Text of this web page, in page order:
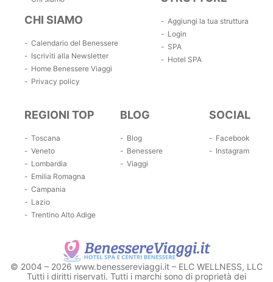
CHI SIAMO
Calendario del Benessere
Iscriviti alla Newsletter
Home Benessere Viaggi
Privacy policy
Aggiungi la tua struttura
Login
SPA
Hotel SPA
REGIONI TOP
Toscana
Veneto
Lombardia
Emilia Romagna
Campania
Lazio
Trentino Alto Adige
BLOG
Blog
Benessere
Viaggi
SOCIAL
Facebook
Instagram
© 2004 – 2026 www.benessereviaggi.it – ELC WELLNESS, LLC
Tutti i diritti riservati. Tutti i marchi sono di proprietà dei